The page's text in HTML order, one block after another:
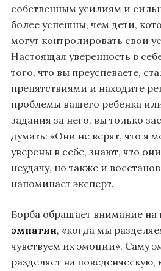
собственным усилиям и
более успешны, чем дети,
могут контролировать свои
Настоящая уверенность в
того, что вы преуспеваете,
препятствиями и находите
проблемы вашего ребенка
задания за него, вы только
думать: «Они не верят, что я
уверены в себе, знают, что
неудачу, но также и
напоминает эксперт.
Борба обращает внимание на
эмпатии, «когда мы
чувствуем их эмоции». Саму
разделяет на поведенческую,